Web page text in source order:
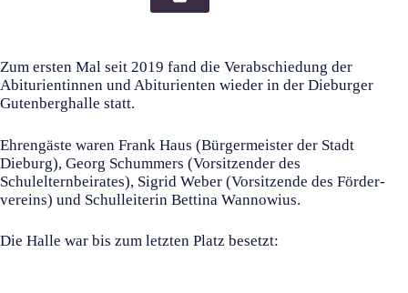
Zum ersten Mal seit 2019 fand die Verabschiedung der
Abiturientinnen und Abiturienten wieder in der Dieburger
Gutenberghalle statt.
Ehrengäste waren Frank Haus (Bürgermeister der Stadt
Dieburg), Georg Schummers (Vorsitzender des
Schulelternbeirates), Sigrid Weber (Vorsitzende des Förder­
vereins) und Schulleiterin Bettina Wannowius.
Die Halle war bis zum letzten Platz besetzt: